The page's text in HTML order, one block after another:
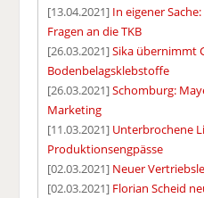
[13.04.2021] In eigener
Fragen an die TKB
[26.03.2021]Sika übernimmt
Bodenbelagsklebstoffe
[26.03.2021]Schomburg:
Marketing
[11.03.2021] Unterbrochene
Produktionsengpässe
[02.03.2021] Neuer
[02.03.2021] Florian Scheid